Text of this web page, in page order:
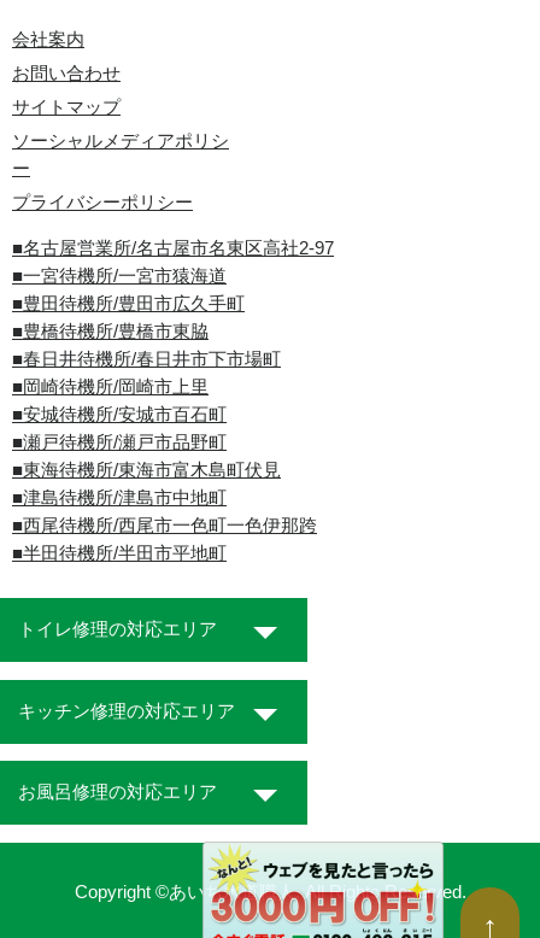
会社案内
お問い合わせ
サイトマップ
ソーシャルメディアポリシ
ー
プライバシーポリシー
■名古屋営業所/名古屋市名東区高社2-97
■一宮待機所/一宮市猿海道
■豊田待機所/豊田市広久手町
■豊橋待機所/豊橋市東脇
■春日井待機所/春日井市下市場町
■岡崎待機所/岡崎市上里
■安城待機所/安城市百石町
■瀬戸待機所/瀬戸市品野町
■東海待機所/東海市富木島町伏見
■津島待機所/津島市中地町
■西尾待機所/西尾市一色町一色伊那跨
■半田待機所/半田市平地町
トイレ修理の対応エリア
キッチン修理の対応エリア
お風呂修理の対応エリア
Copyright ©あいち水道職人. All Rights Reserved.
↑